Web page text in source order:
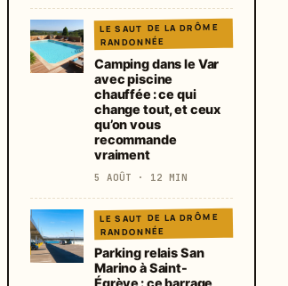
LE SAUT DE LA DRÔME
RANDONNÉE
Camping dans le Var
avec piscine
chauffée : ce qui
change tout, et ceux
qu’on vous
recommande
vraiment
5 AOÛT · 12 MIN
LE SAUT DE LA DRÔME
RANDONNÉE
Parking relais San
Marino à Saint-